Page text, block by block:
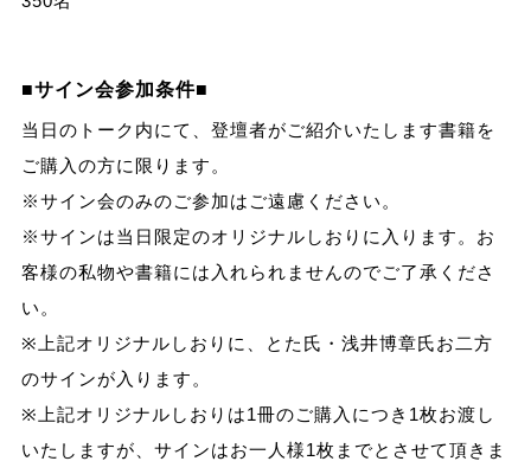
■サイン会参加条件■
当日のトーク内にて、登壇者がご紹介いたします書籍を
ご購入の方に限ります。
※サイン会のみのご参加はご遠慮ください。
※サインは当日限定のオリジナルしおりに入ります。お
客様の私物や書籍には入れられませんのでご了承くださ
い。
※上記オリジナルしおりに、とた氏・浅井博章氏お二方
のサインが入ります。
※上記オリジナルしおりは1冊のご購入につき1枚お渡し
いたしますが、サインはお一人様1枚までとさせて頂きま